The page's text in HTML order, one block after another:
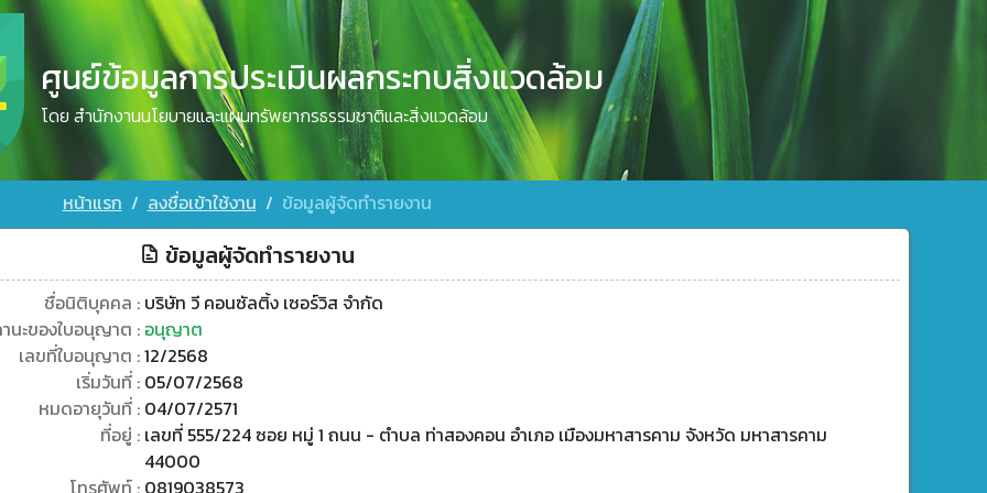
ศูนย์ข้อมูลการประเมินผลกระทบสิ่งแวดล้อม
โดย สำนักงานนโยบายและแผนทรัพยากรธรรมชาติและสิ่งแวดล้อม
หน้าแรก ลงชื่อเข้าใช้งาน ข้อมูลผู้จัดทำรายงาน
ข้อมูลผู้จัดทำรายงาน
ชื่อนิติบุคคล : บริษัท วี คอนซัลติ้ง เซอร์วิส จำกัด
นะของใบอนุญาต : อนุญาต
เลขที่ใบอนุญาต :12/2568
เริ่มวันที่ : 05/07/2568
หมดอายุวันที่ : 04/07/2571
ที่อยู่ : เลขที่ 555/224 ซอย หมู่ 1 ถนน - ตำบล ท่าสองคอน อำเภอ เมืองมหาสารคาม จังหวัด มหาสารคาม
44000